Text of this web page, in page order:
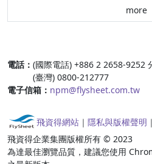
more
電話： (國際電話) +886 2 2658-9252
(臺灣) 0800-212777
電子信箱： npm@flysheet.com.tw
飛資得網站 ｜ 隱私與版權聲明 ｜
飛資得企業集團版權所有 © 2023
為達最佳瀏覽品質，建議您使用